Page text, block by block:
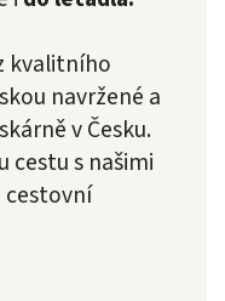
kvalitního
navržené a
v Česku.
cestu s našimi